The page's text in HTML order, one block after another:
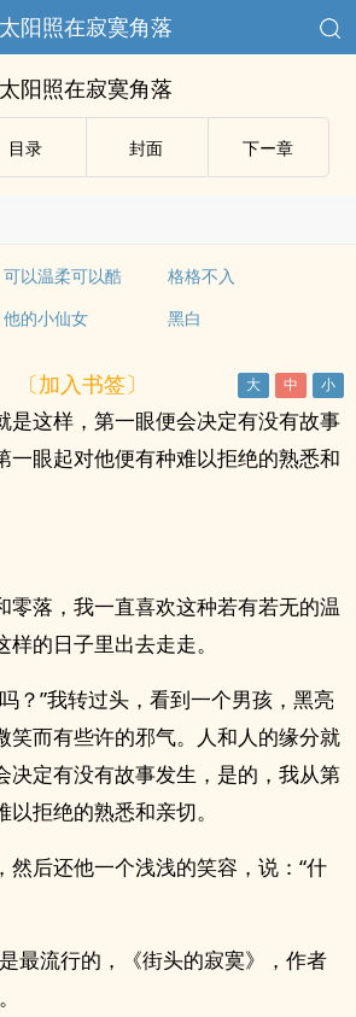
太阳照在寂寞角落
太阳照在寂寞角落
目录 封面 下ー章
可以温柔可以酷
格格不入
他的小仙女 黑白
〔加入书签〕
是这样，第一眼便会决定有没有故事
一眼起对他便有种难以拒绝的熟悉和
零落，我一直喜欢这种若有若无的温
的日子里出去走走。
？”我转过头，看到一个男孩，黑亮
笑而有些许的邪气。人和人的缘分就
决定有没有故事发生，是的，我从第
拒绝的熟悉和亲切。
然后还他一个浅浅的笑容，说：“什
最流行的，《街头的寂寞》，作者